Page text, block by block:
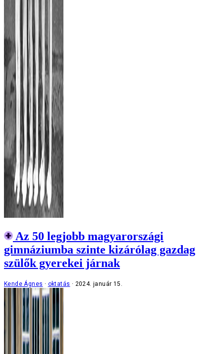
Az 50 legjobb magyarországi
gimnáziumba szinte kizárólag gazdag
szülők gyerekei járnak
Kende Ágnes oktatás 2024. január 15.